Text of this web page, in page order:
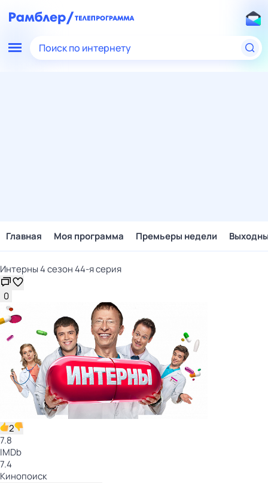
Поиск по интернету
Главная Моя программа Премьеры недели
Интерны 4 сезон 44-я серия
0
2
7.8
IMDb
7.4
Кинопоиск